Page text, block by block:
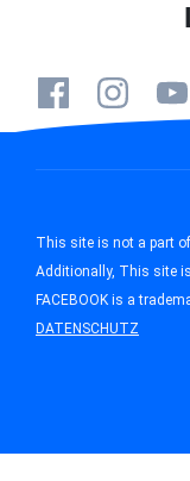
This site is not a part
Additionally, This site
FACEBOOK is a
DATENSCHUTZ